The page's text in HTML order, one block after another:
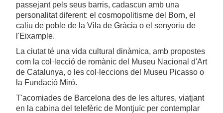
passejant pels seus barris, cadascun amb una
personalitat diferent: el cosmopolitisme del Born, el
caliu de poble de la Vila de Gràcia o el senyoriu de
l'Eixample.
La ciutat té una vida cultural dinàmica, amb propostes
com la col·lecció de romànic del Museu Nacional d'Art
de Catalunya, o les col·leccions del Museu Picasso o
la Fundació Miró.
T'acomiades de Barcelona des de les altures, viatjant
en la cabina del telefèric de Montjuïc per contemplar